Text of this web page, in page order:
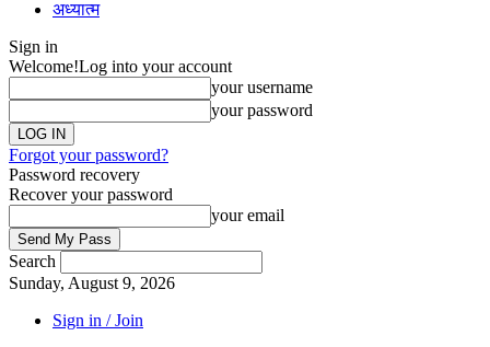
अध्यात्म
Sign in
Welcome!Log into your account
your username
your password
Forgot your password?
Password recovery
Recover your password
your email
Search
Sunday, August 9, 2026
Sign in / Join